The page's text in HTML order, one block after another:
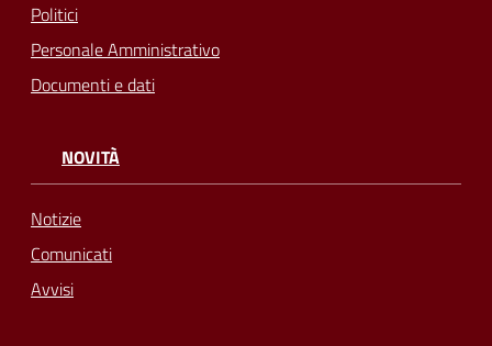
Politici
Personale Amministrativo
Documenti e dati
NOVITÀ
Notizie
Comunicati
Avvisi